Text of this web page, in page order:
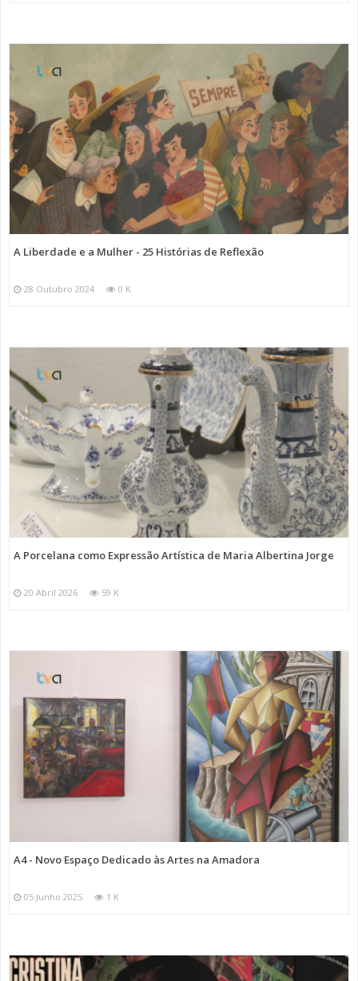
A Liberdade e a Mulher - 25 Histórias de Reflexão
28 Outubro 2024 0 K
A Porcelana como Expressão Artística de Maria Albertina Jorge
20 Abril 2026 59 K
A4 - Novo Espaço Dedicado às Artes na Amadora
05 Junho 2025 1 K